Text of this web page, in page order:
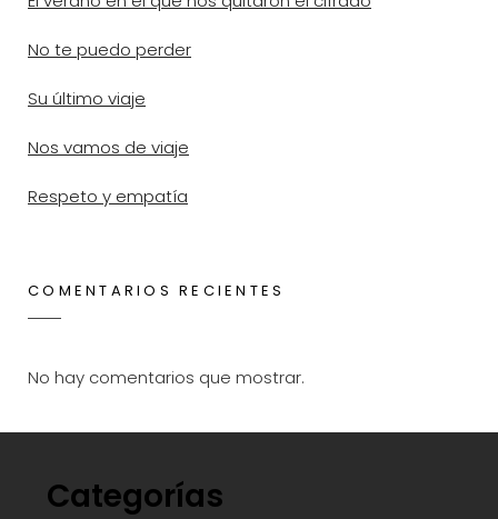
No te puedo perder
Su último viaje
Nos vamos de viaje
Respeto y empatía
COMENTARIOS RECIENTES
No hay comentarios que mostrar.
Categorías